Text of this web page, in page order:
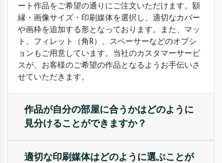
ート作品をご希望の通りにご注文いただけます。額
縁・画像サイズ・印刷媒体を選択し、適切なカバー
や画枠を追加する形となっております。また、マッ
ト、フィレット（角R）、スペーサーなどのオプシ
ョンもご用意しています。当社のカスタマーサービ
スが、お客様のご希望の作品となるようお手伝いさ
せていただきます。
作品が自分の部屋に合うかはどのように
見分けることができますか？
適切な印刷媒体はどのように選ぶことが